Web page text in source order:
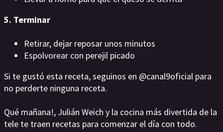
5. Terminar
Retirar, dejar reposar unos minutos
Espolvorear con perejil picado
Si te gustó esta receta, seguinos en @canal9oficial para
no perderte ninguna receta.
Qué mañana!, Julián Weich y la cocina más divertida de la
tele te traen recetas para comenzar el día con todo.